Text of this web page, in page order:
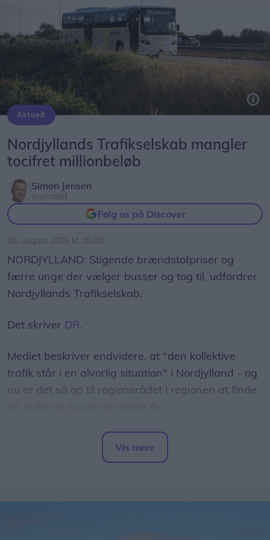
Aktuelt
Nordjyllands Trafikselskab mangler
tocifret millionbeløb
Simon Jensen
Journalist
Følg os på Discover
06. august 2026 kl. 08.00
NORDJYLLAND: Stigende brændstofpriser og
færre unge der vælger busser og tog til, udfordrer
Nordjyllands Trafikselskab.
Det skriver DR.
Mediet beskriver endvidere, at "den kollektive
trafik står i en alvorlig situation" i Nordjylland - og
nu er det så op til regionsrådet i regionen at finde
- Det er et svimlende beløb, indleder
regionsrådsmedlem Susanne Flydtkjær, inden hun
- Jeg frygter især, at vi må reducere eller lukke
Vis mere